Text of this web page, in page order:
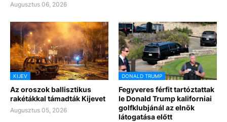
Augusztus 06, 2026
KIJEV
Az oroszok ballisztikus
rakétákkal támadták Kijevet
Augusztus 05, 2026
DONALD TRUMP
Fegyveres férfit tartóztattak
le Donald Trump kaliforniai
golfklubjánál az elnök
látogatása előtt